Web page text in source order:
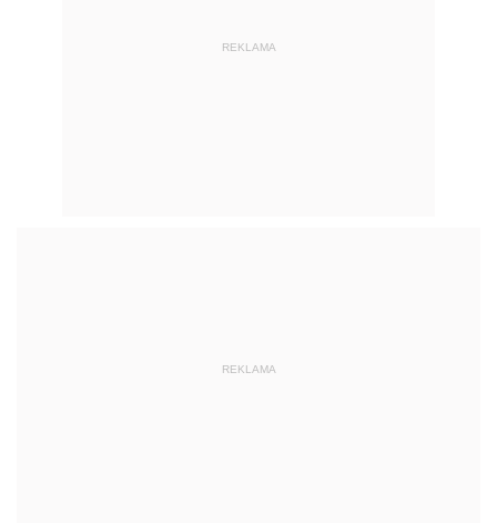
REKLAMA
REKLAMA